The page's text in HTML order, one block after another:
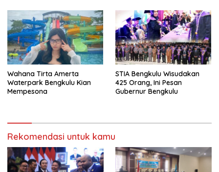
Wahana Tirta Amerta
Waterpark Bengkulu Kian
Mempesona
STIA Bengkulu Wisudakan
425 Orang, Ini Pesan
Gubernur Bengkulu
Rekomendasi untuk kamu